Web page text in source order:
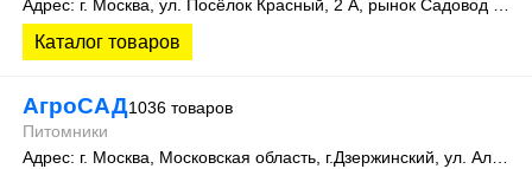
Каталог товаров
АгроСАД1036 товаров
Питомники